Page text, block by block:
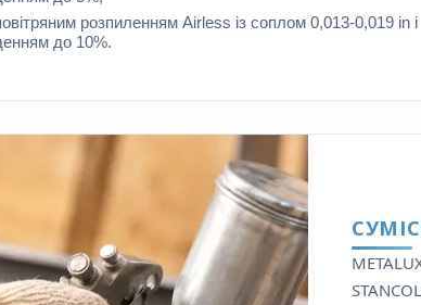
розпиленням Airless із соплом 0,013-0,019 in і
до 10%.